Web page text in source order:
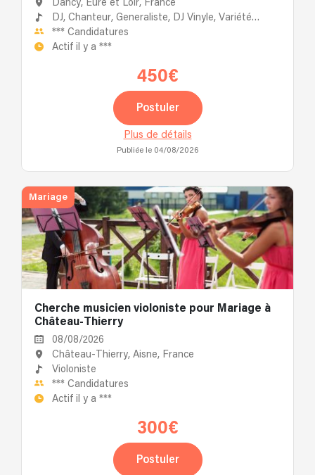
Dancy, Eure et Loir, France
DJ, Chanteur, Generaliste, DJ Vinyle, Variété
Française
*** Candidatures
Actif il y a ***
450€
Postuler
Plus de détails
Publiée le 04/08/2026
Mariage
Cherche musicien violoniste pour Mariage à
Château-Thierry
08/08/2026
Château-Thierry, Aisne, France
Violoniste
*** Candidatures
Actif il y a ***
300€
Postuler